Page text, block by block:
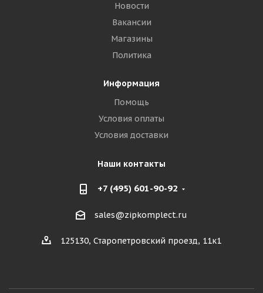
Новости
Вакансии
Магазины
Политика
Информация
Помощь
Условия оплаты
Условия доставки
Наши контакты
+7 (495) 601-90-92
sales@zipkomplect.ru
125130, Старопетровский проезд, 11к1